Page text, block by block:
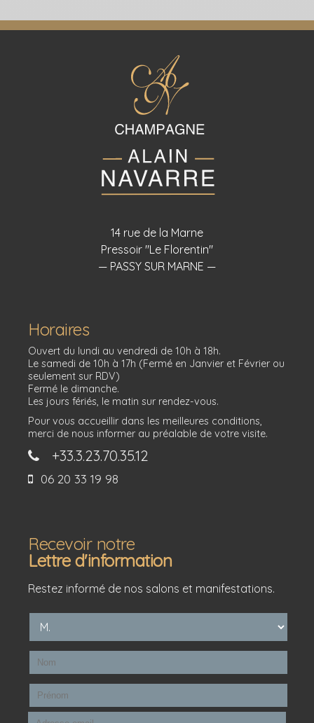
14 rue de la Marne
Pressoir "Le Florentin"
— PASSY SUR MARNE —
Horaires
Ouvert du lundi au vendredi de 10h à 18h.
Le samedi de 10h à 17h (Fermé en Janvier et Février ou
seulement sur RDV)
Fermé le dimanche.
Les jours fériés, le matin sur rendez-vous.
Pour vous accueillir dans les meilleures conditions,
merci de nous informer au préalable de votre visite.
+33.3.23.70.35.12
06 20 33 19 98
Recevoir notre
Lettre d'information
Restez informé de nos salons et manifestations.